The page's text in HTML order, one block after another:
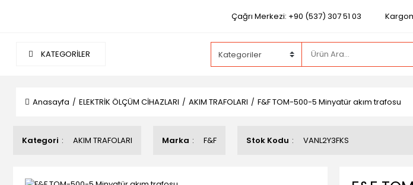
Çağrı Merkezi: +90 (537) 307 51 03
KATEGORİLER
Anasayfa ELEKTRİK ÖLÇÜM CİHAZLARI AKIM TRAFOLARI F&F TOM-500-5 Minyatür akım trafosu
Kategori AKIM TRAFOLARI Marka F&F Stok Kodu VANL2Y3FKS